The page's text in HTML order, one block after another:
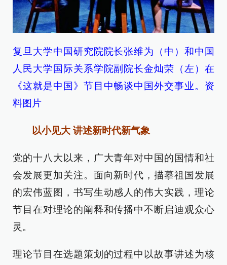
复旦大学中国研究院院长张维为（中）和中国
人民大学国际关系学院副院长金灿荣（左）在
《这就是中国》节目中畅谈中国外交事业。资
料图片
以小见大 讲述新时代新气象
党的十八大以来，广大青年对中国的国情和社
会发展更加关注。面向新时代，描摹祖国发展
的宏伟蓝图，书写生动感人的伟大实践，理论
节目在对理论的阐释和传播中不断启迪观众心
灵。
理论节目在选题策划的过程中以故事讲述为核